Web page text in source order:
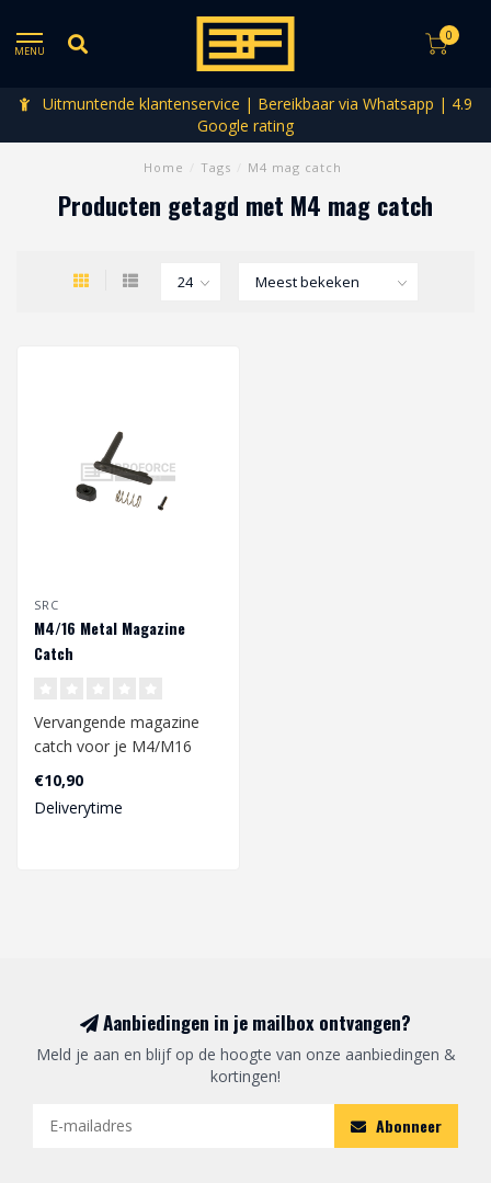
MENU
0
Uitmuntende klantenservice | Bereikbaar via Whatsapp | 4.9
Google rating
Home Tags M4 mag catch
Producten getagd met M4 mag catch
SRC
M4/16 Metal Magazine
Catch
Vervangende magazine
catch voor je M4/M16
replica.
€10,90
Deliverytime
Aanbiedingen in je mailbox ontvangen?
Meld je aan en blijf op de hoogte van onze aanbiedingen &
kortingen!
Abonneer